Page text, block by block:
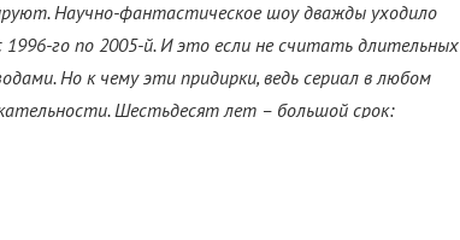
Научно-фантастическое шоу дважды уходило
1996-го по 2005-й. И это если не считать длительных
Но к чему эти придирки, ведь сериал в любом
Шестьдесят лет – большой срок: